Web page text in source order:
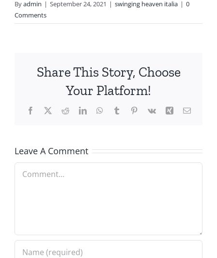
Byadmin | September 24, 2021 | swinging heaven italia | 0
Comments
Share This Story, Choose
Your Platform!
Facebook
X RedditLinkedInWhatsApp
TumblrPinterest
Vk Xing Email
Leave A Comment
Comment